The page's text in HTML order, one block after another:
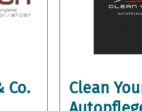
Co.
Clean